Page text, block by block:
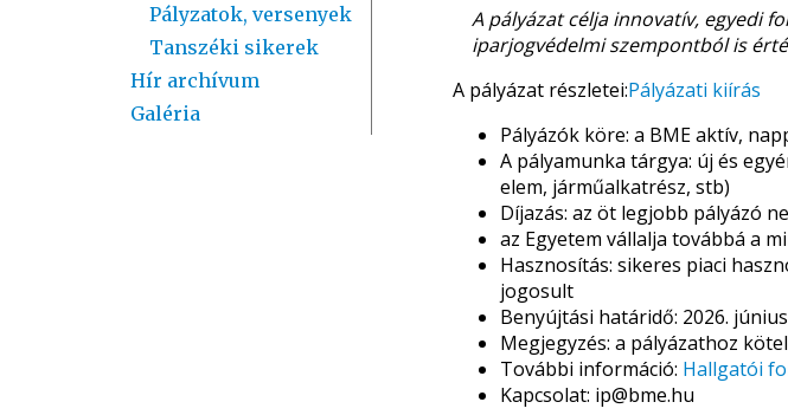
Pályzatok, versenyek
Tanszéki sikerek
Hír archívum
Galéria
A pályázat célja innovatív, egyedi
iparjogvédelmi szempontból is
A pályázat részletei:Pályázati kiírás
Pályázók köre: a BME aktív,
A pályamunka tárgya: új és
elem, járműalkatrész, stb)
Díjazás: az öt legjobb pályázó
az Egyetem vállalja továbbá a
Hasznosítás: sikeres piaci
jogosult
Benyújtási határidő: 2026.
Megjegyzés: a pályázathoz
További információ: Hallgatói
Kapcsolat: ip@bme.hu